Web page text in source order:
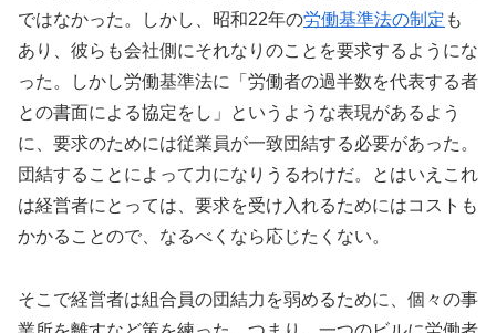
ではなかった。しかし、昭和22年の労働基準法の制定 も
あり、彼らも会社側にそれなりのことを要求するようにな
った。しかし労働基準法に「労働者の過半数を代表する者
との書面による協定をし」というような表現があるよう
に、要求のためには従業員が一致団結する必要があった。
団結することによって力になりうるわけだ。とはいえこれ
は経営者にとっては、要求を受け入れるためにはコストも
かかることので、なるべくなら応じたくない。
そこで経営者は組合員の団結力を弱めるために、個々の事